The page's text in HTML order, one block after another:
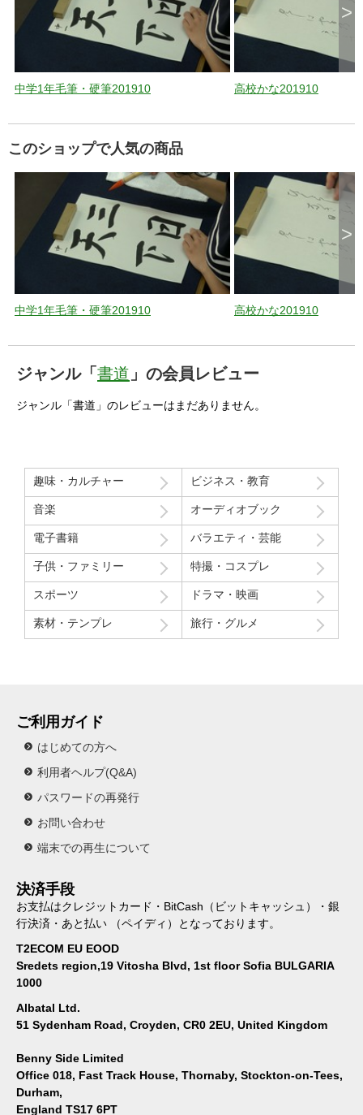
中学1年毛筆・硬筆201910 高校かな201910
>
このショップで人気の商品
中学1年毛筆・硬筆201910 高校かな201910
>
ジャンル「 書道 」の会員レビュー
ジャンル「書道」のレビューはまだありません。
趣味・カルチャー ビジネス・教育
音楽 オーディオブック
電子書籍 バラエティ・芸能
子供・ファミリー 特撮・コスプレ
スポーツ ドラマ・映画
素材・テンプレ 旅行・グルメ
ご利用ガイド
はじめての方へ
利用者ヘルプ(Q&A)
パスワードの再発行
お問い合わせ
端末での再生について
決済手段
お支払はクレジットカード・BitCash（ビットキャッシュ）・銀
行決済・あと払い （ペイディ）となっております。
T2ECOM EU EOOD
Sredets region,19 Vitosha Blvd, 1st floor Sofia BULGARIA
1000
Albatal Ltd.
51 Sydenham Road, Croyden, CR0 2EU, United Kingdom
Benny Side Limited
Office 018, Fast Track House, Thornaby, Stockton-on-Tees,
Durham,
England TS17 6PT